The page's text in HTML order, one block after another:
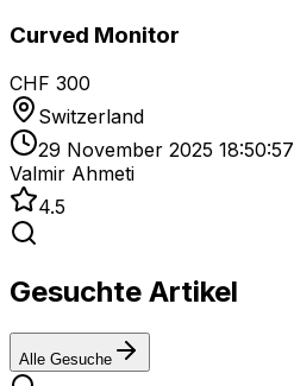
Curved Monitor
CHF 300
Switzerland
29 November 2025 18:50:57
Valmir Ahmeti
4.5
Gesuchte Artikel
Alle Gesuche